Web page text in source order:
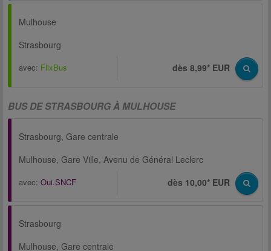
Mulhouse
Strasbourg
avec: FlixBus dès 8,99* EUR
BUS DE STRASBOURG À MULHOUSE
Strasbourg, Gare centrale
Mulhouse, Gare Ville, Avenu de Général Leclerc
avec: Oui.SNCF dès 10,00* EUR
Strasbourg
Mulhouse, Gare centrale